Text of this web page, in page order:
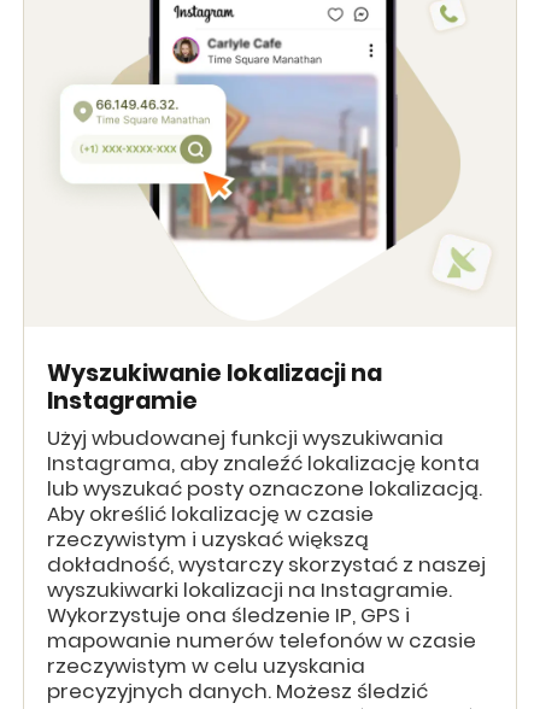
Wyszukiwanie lokalizacji na
Instagramie
Użyj wbudowanej funkcji wyszukiwania
Instagrama, aby znaleźć lokalizację konta
lub wyszukać posty oznaczone lokalizacją.
Aby określić lokalizację w czasie
rzeczywistym i uzyskać większą
dokładność, wystarczy skorzystać z naszej
wyszukiwarki lokalizacji na Instagramie.
Wykorzystuje ona śledzenie IP, GPS i
mapowanie numerów telefonów w czasie
rzeczywistym w celu uzyskania
precyzyjnych danych. Możesz śledzić